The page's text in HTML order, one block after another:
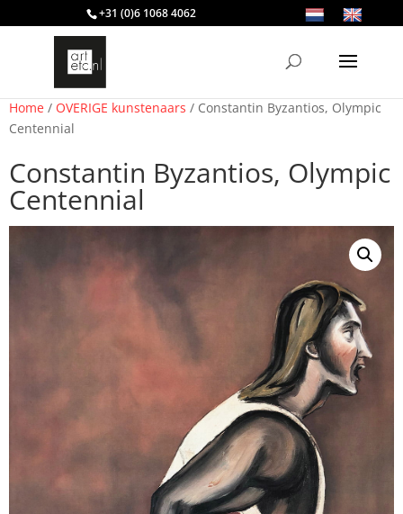
+31 (0)6 1068 4062
Home / OVERIGE kunstenaars / Constantin Byzantios, Olympic
Centennial
Constantin Byzantios, Olympic
Centennial